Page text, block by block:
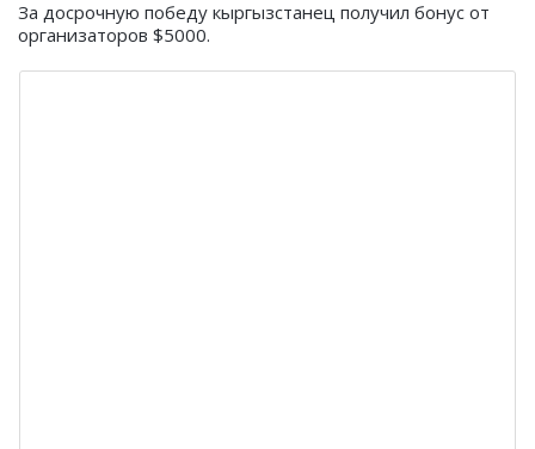
За досрочную победу кыргызстанец получил бонус от
организаторов $5000.